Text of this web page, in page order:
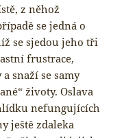
z něhož
se jedná o
se sjedou jeho tři
frustrace,
snaží se samy
životy. Oslava
nefungujících
ještě zdaleka